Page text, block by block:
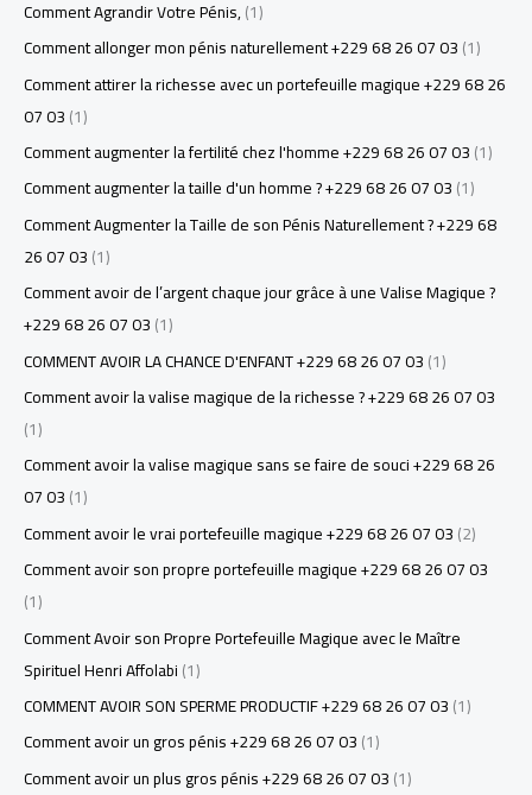
Comment Agrandir Votre Pénis,(1)
Comment allonger mon pénis naturellement +229 68 26 07 03(1)
Comment attirer la richesse avec un portefeuille magique +229 68 26
07 03(1)
Comment augmenter la fertilité chez l'homme +229 68 26 07 03(1)
Comment augmenter la taille d'un homme ? +229 68 26 07 03(1)
Comment Augmenter la Taille de son Pénis Naturellement ? +229 68
26 07 03(1)
Comment avoir de l’argent chaque jour grâce à une Valise Magique ?
+229 68 26 07 03(1)
COMMENT AVOIR LA CHANCE D'ENFANT +229 68 26 07 03(1)
Comment avoir la valise magique de la richesse ? +229 68 26 07 03
(1)
Comment avoir la valise magique sans se faire de souci +229 68 26
07 03(1)
Comment avoir le vrai portefeuille magique +229 68 26 07 03(2)
Comment avoir son propre portefeuille magique +229 68 26 07 03
(1)
Comment Avoir son Propre Portefeuille Magique avec le Maître
Spirituel Henri Affolabi(1)
COMMENT AVOIR SON SPERME PRODUCTIF +229 68 26 07 03(1)
Comment avoir un gros pénis +229 68 26 07 03(1)
Comment avoir un plus gros pénis +229 68 26 07 03(1)